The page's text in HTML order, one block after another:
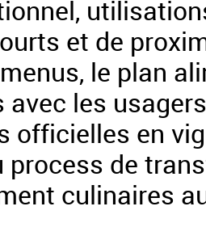
et de
le plan
les
officielles en
process de
culinaires